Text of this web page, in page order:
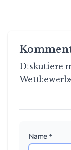
Diskutiere
Name *